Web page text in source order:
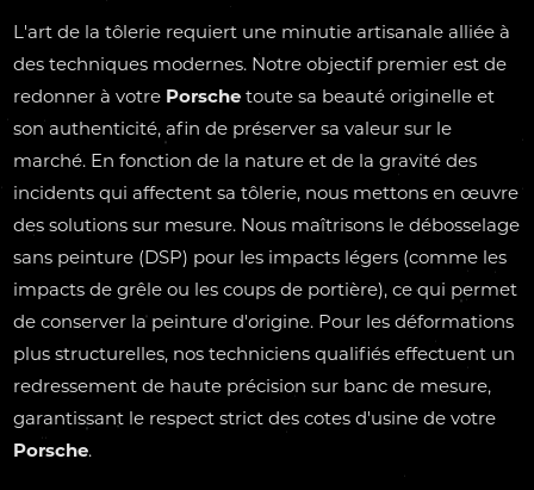
L'art de la tôlerie requiert une minutie artisanale alliée à
des techniques modernes. Notre objectif premier est de
redonner à votre Porschetoute sa beauté originelle et
son authenticité, afin de préserver sa valeur sur le
marché. En fonction de la nature et de la gravité des
incidents qui affectent sa tôlerie, nous mettons en œuvre
des solutions sur mesure. Nous maîtrisons le débosselage
sans peinture (DSP) pour les impacts légers (comme les
impacts de grêle ou les coups de portière), ce qui permet
de conserver la peinture d'origine. Pour les déformations
plus structurelles, nos techniciens qualifiés effectuent un
redressement de haute précision sur banc de mesure,
garantissant le respect strict des cotes d'usine de votre
Porsche.